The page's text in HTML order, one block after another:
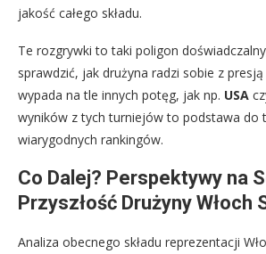
jakość całego składu.
Te rozgrywki to taki poligon
sprawdzić, jak drużyna radzi sobie z presją
wypada na tle innych potęg, jak np. USA
wyników z tych turniejów to podstawa do
wiarygodnych rankingów.
Co Dalej? Perspektywy na
Przyszłość Drużyny Włoch
Analiza obecnego składu reprezentacji